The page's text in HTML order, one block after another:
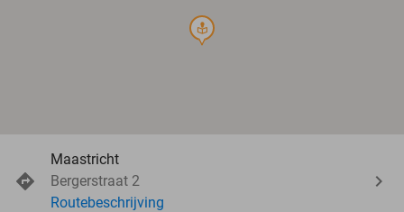
course
Maastricht
Bergerstraat 2
Routebeschrijving